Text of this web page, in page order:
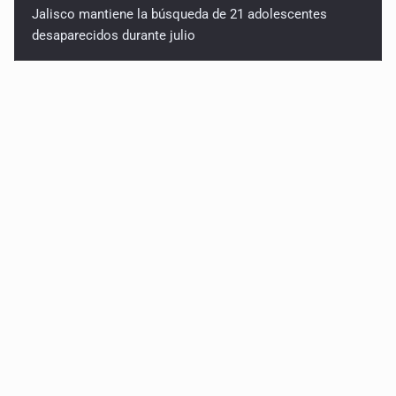
Jalisco mantiene la búsqueda de 21 adolescentes
desaparecidos durante julio